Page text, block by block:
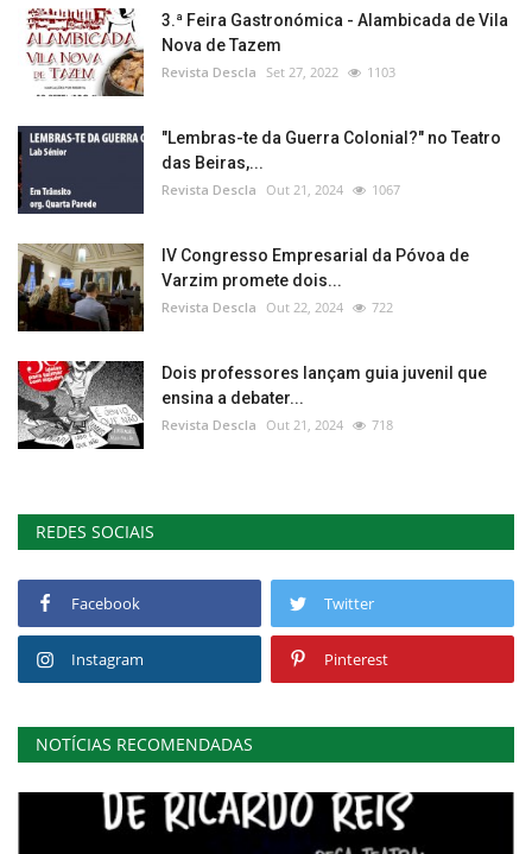
3.ª Feira Gastronómica - Alambicada de Vila
Nova de Tazem
Revista Descla Set 27, 2022 1103
"Lembras-te da Guerra Colonial?" no Teatro
das Beiras,...
Revista Descla Out 21, 2024 1067
IV Congresso Empresarial da Póvoa de
Varzim promete dois...
Revista Descla Out 22, 2024 722
Dois professores lançam guia juvenil que
ensina a debater...
Revista Descla Out 21, 2024 718
REDES SOCIAIS
Facebook Twitter
Instagram Pinterest
NOTÍCIAS RECOMENDADAS